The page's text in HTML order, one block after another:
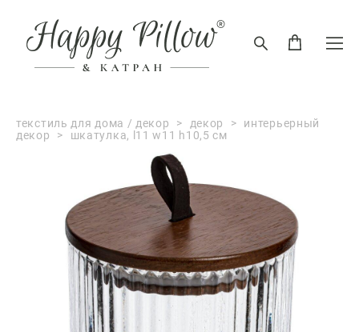
текстиль для дома / декор > декор > интерьерный
декор > шкатулка, l11 w11 h10,5 см